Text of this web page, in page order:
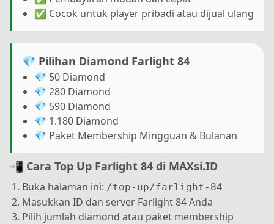
✅ Cocok untuk player pribadi atau dijual ulang
💎 Pilihan Diamond Farlight 84
💎 50 Diamond
💎 280 Diamond
💎 590 Diamond
💎 1.180 Diamond
💎 Paket Membership Mingguan & Bulanan
📲 Cara Top Up Farlight 84 di MAXsi.ID
Buka halaman ini: /top-up/farlight-84
Masukkan ID dan server Farlight 84 Anda
Pilih jumlah diamond atau paket membership